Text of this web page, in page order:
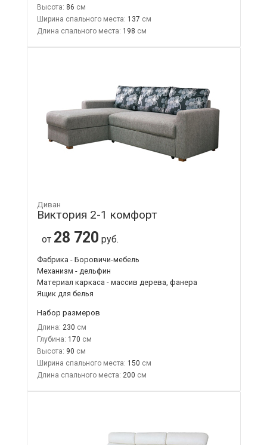
Высота: 86
Ширина спального места: 137
Длина спального места: 198
Диван
Виктория 2-1 комфорт
от 28 720 руб.
Фабрика - Боровичи-мебель
Механизм - дельфин
Материал каркаса - массив дерева, фанера
Ящик для белья
Набор размеров
Длина: 230
Глубина: 170
Высота: 90
Ширина спального места: 150
Длина спального места: 200